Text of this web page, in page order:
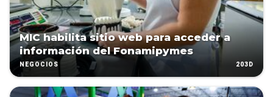
MIC habilita sitio web para acceder a
información del Fonamipymes
NEGOCIOS 203D